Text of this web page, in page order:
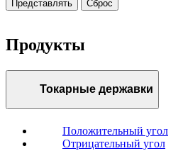
Представлять Сброс
Продукты
Токарные державки
Положительный угол
Отрицательный угол